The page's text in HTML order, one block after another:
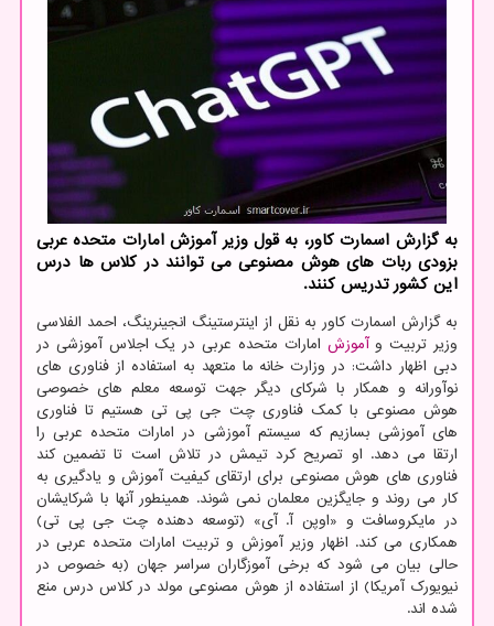
به گزارش اسمارت کاور، به قول وزیر آموزش امارات متحده عربی
بزودی ربات های هوش مصنوعی می توانند در کلاس ها درس
این کشور تدریس کنند.
به گزارش اسمارت کاور به نقل از اینترستینگ انجینرینگ، احمد الفلاسی
وزیر تربیت وآموزش امارات متحده عربی در یک اجلاس آموزشی در
دبی اظهار داشت: در وزارت خانه ما متعهد به استفاده از فناوری های
نوآورانه و همکار با شرکای دیگر جهت توسعه معلم های خصوصی
هوش مصنوعی با کمک فناوری چت جی پی تی هستیم تا فناوری
های آموزشی بسازیم که سیستم آموزشی در امارات متحده عربی را
ارتقا می دهد. او تصریح کرد تیمش در تلاش است تا تضمین کند
فناوری های هوش مصنوعی برای ارتقای کیفیت آموزش و یادگیری به
کار می روند و جایگزین معلمان نمی شوند. همینطور آنها با شرکایشان
در مایکروسافت و «اوپن آ. آی» (توسعه دهنده چت جی پی تی)
همکاری می کند. اظهار وزیر آموزش و تربیت امارات متحده عربی در
حالی بیان می شود که برخی آموزگاران سراسر جهان (به خصوص در
نیویورک آمریکا) از استفاده از هوش مصنوعی مولد در کلاس درس منع
شده اند.